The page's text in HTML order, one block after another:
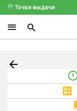
Точки выдачи